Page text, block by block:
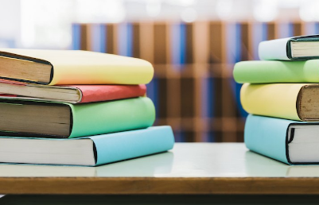
Dalle valutazioni estreme alla
correzione. Cosa sta guidando il
«La mia
in preda al